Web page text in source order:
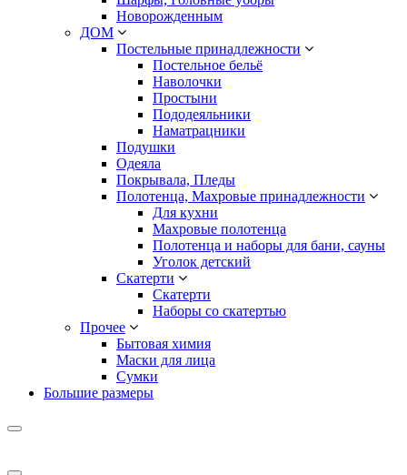
Новорожденным
ДОМ
Постельные принадлежности
Постельное бельё
Наволочки
Простыни
Пододеяльники
Наматрацники
Подушки
Одеяла
Покрывала, Пледы
Полотенца, Махровые принадлежности
Для кухни
Махровые полотенца
Полотенца и наборы для бани, сауны
Уголок детский
Скатерти
Скатерти
Наборы со скатертью
Прочее
Бытовая химия
Маски для лица
Сумки
Большие размеры